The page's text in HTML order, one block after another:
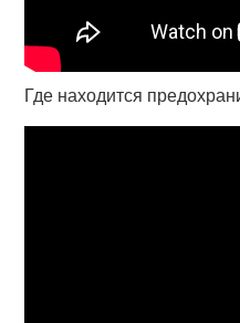
Где находится